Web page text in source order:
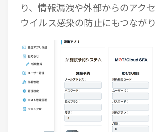
り、情報漏洩や外部からのアクセ
ウイルス感染の防止にもつながり